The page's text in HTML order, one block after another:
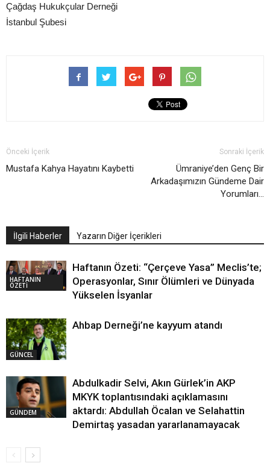
Çağdaş Hukukçular Derneği
İstanbul Şubesi
Önceki İçerik
Mustafa Kahya Hayatını Kaybetti
Sonraki İçerik
Ümraniye’den Genç Bir
Arkadaşımızın Gündeme Dair
Yorumları…
İlgili Haberler Yazarın Diğer İçerikleri
HAFTANIN
ÖZETİ
Haftanın Özeti: “Çerçeve Yasa” Meclis’te;
Operasyonlar, Sınır Ölümleri ve Dünyada
Yükselen İsyanlar
GÜNCEL
Ahbap Derneği’ne kayyum atandı
GÜNDEM
Abdulkadir Selvi, Akın Gürlek’in AKP
MKYK toplantısındaki açıklamasını
aktardı: Abdullah Öcalan ve Selahattin
Demirtaş yasadan yararlanamayacak